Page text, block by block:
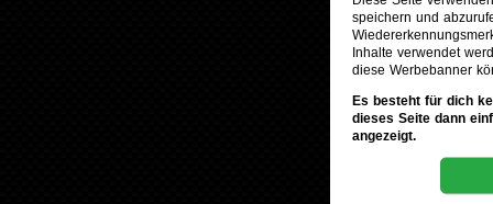
speichern und
Inhalte verwendet
diese Werbebanner
Es besteht für dich
dieses Seite dann
angezeigt.